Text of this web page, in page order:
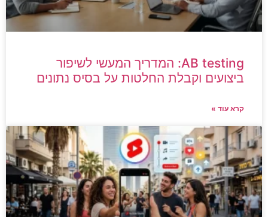
AB testing: המדריך המעשי לשיפור
ביצועים וקבלת החלטות על בסיס נתונים
קרא עוד »